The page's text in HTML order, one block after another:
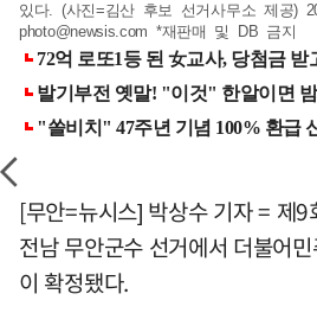
있다. (사진=김산 후보 선거사무소 제공)
photo@newsis.com *재판매 및 DB 금지
[무안=뉴시스] 박상수 기자 = 제9
전남 무안군수 선거에서 더불어
이 확정됐다.